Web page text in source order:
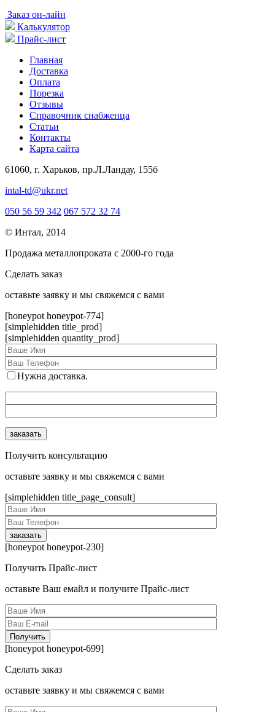
Заказ он-лайн
Калькулятор
Прайс-лист
Главная
Доставка
Оплата
Порезка
Отзывы
Справочник снабженца
Статьи
Контакты
Карта сайта
61060, г. Харьков, пр.Л.Ландау, 155б
intal-td@ukr.net
050 56 59 342 067 572 32 74
© Интал, 2014
Продажа металлопроката с 2000-го года
Сделать заказ
оcтавьте заявку и мы свяжемся с вами
[honeypot honeypot-774]
[simplehidden title_prod]
[simplehidden quantity_prod]
Нужна доставка.
Получить консультацию
оcтавьте заявку и мы свяжемся с вами
[simplehidden title_page_consult]
[honeypot honeypot-230]
Получить Прайс-лист
оcтавьте Ваш емайл и получите Прайс-лист
[honeypot honeypot-699]
Сделать заказ
оcтавьте заявку и мы свяжемся с вами